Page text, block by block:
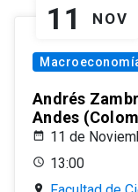
11 NOV
Andrés
Andes
11 de
13:00